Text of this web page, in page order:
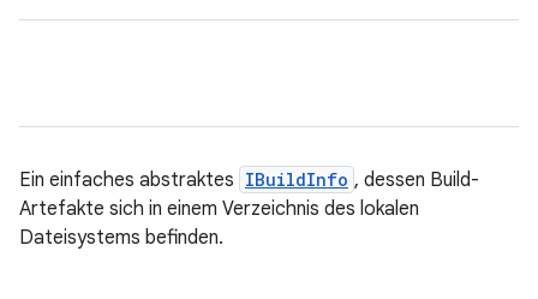
Ein einfaches abstraktes IBuildInfo , dessen Build-
Artefakte sich in einem Verzeichnis des lokalen
Dateisystems befinden.